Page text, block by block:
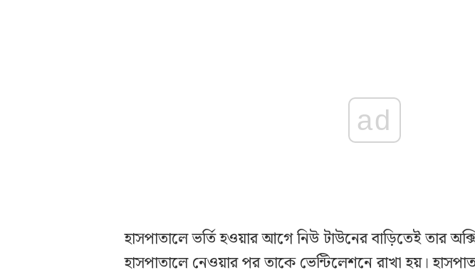
ad
হাসপাতালে ভর্তি হওয়ার আগে নিউ টাউনের বাড়িতেই তার
হাসপাতালে নেওয়ার পর তাকে ভেন্টিলেশনে রাখা হয়।